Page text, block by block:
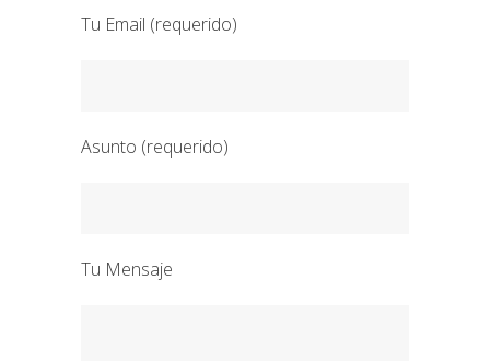
Tu Email (requerido)
Asunto (requerido)
Tu Mensaje